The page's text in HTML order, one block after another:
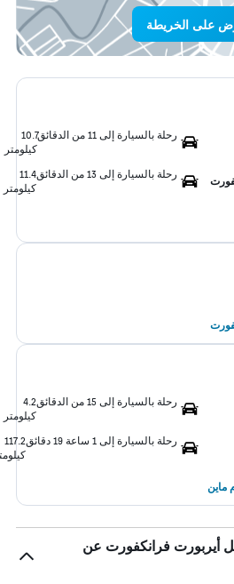
على الخريطة
رحلة بالسيارة إلى 11 من الدقائق
10.7
كيلومتر
رحلة بالسيارة إلى 13 من الدقائق
11.4
كيلومتر
رحلة بالسيارة إلى 15 من الدقائق
4.2
كيلومتر
رحلة بالسيارة إلى 1 ساعة 19 دقائق
117.2
ماين
أيربورت فرانكفورت عن